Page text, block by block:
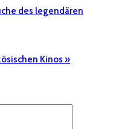
des legendären
Kinos »